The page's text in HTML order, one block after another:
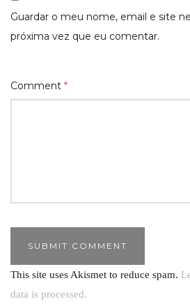
Guardar o meu nome, email e site
próxima vez que eu comentar.
Comment *
This site uses Akismet to reduce spam.
data is processed.